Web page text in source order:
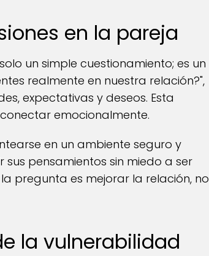
en la pareja
un simple cuestionamiento; es un
realmente en nuestra relación?",
expectativas y deseos. Esta
emocionalmente.
en un ambiente seguro y
pensamientos sin miedo a ser
pregunta es mejorar la relación, no
la vulnerabilidad